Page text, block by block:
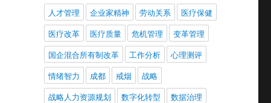
人才管理
企业家精神 劳动关系
医疗保健
医疗改革
医疗质量 危机管理
变革管理
国企混合所有制改革
工作分析
心理测评
情绪智力
成都 戒烟
战略
战略人力资源规划
数字化转型
数据治理